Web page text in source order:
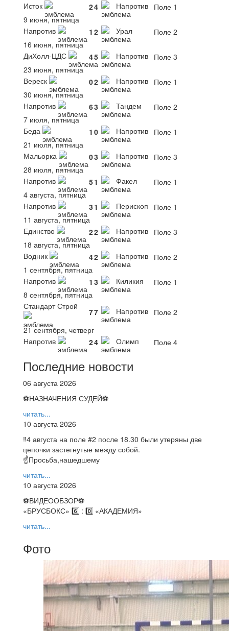
Исток
24 Напротив Поле 1
9 июня, пятница
Напротив
1 2 Урал
Поле 2
16 июня, пятница
ДиХолл-ЦДС
45 Напротив Поле 3
23 июня, пятница
Вереск
02 Напротив Поле 1
30 июня, пятница
Напротив
63 Тандем
Поле 2
7 июля, пятница
Беда
1 0 Напротив Поле 1
21 июля, пятница
Мальорка
03 Напротив Поле 3
28 июля, пятница
Напротив
51 Факел
Поле 1
4 августа, пятница
Напротив
31 Перископ
Поле 1
11 августа, пятница
Единство
22 Напротив Поле 3
18 августа, пятница
Водник
42 Напротив Поле 2
1 сентября, пятница
Напротив
1 3 Киликия
Поле 1
8 сентября, пятница
Стандарт Строй
77 Напротив Поле 2
21 сентября, четверг
Напротив
24 Олимп Поле 4
Последние новости
06 августа 2026
⚽НАЗНАЧЕНИЯ СУДЕЙ⚽
читать...
10 августа 2026
‼4 августа на поле #2 после 18.30 были утеряны две
цепочки застегнутые между собой.
☝Просьба,нашедшему
читать...
10 августа 2026
⚽️ВИДЕООБЗОР⚽️
«БРУСБОКС» 6️⃣ : 0️⃣ «АКАДЕМИЯ»
читать...
Фото